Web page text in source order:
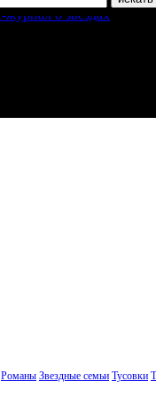
Романы Звездные семьи Тусовки